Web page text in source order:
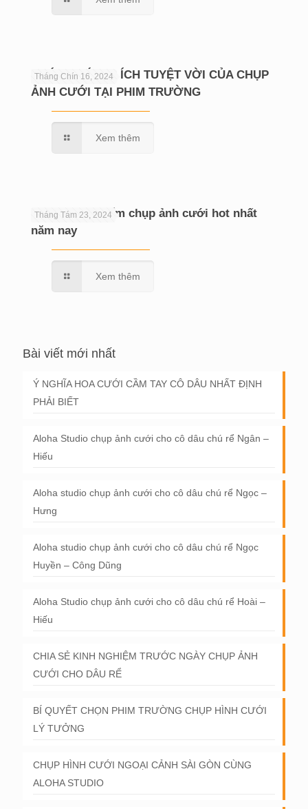
Tháng Chín 16, 2024
KHÁM PHÁ LỢI ÍCH TUYỆT VỜI CỦA CHỤP
ẢNH CƯỚI TẠI PHIM TRƯỜNG
Xem thêm
Tháng Tám 23, 2024
Hé lộ 10 địa điểm chụp ảnh cưới hot nhất
năm nay
Xem thêm
Bài viết mới nhất
Ý NGHĨA HOA CƯỚI CẦM TAY CÔ DÂU NHẤT ĐỊNH
PHẢI BIẾT
Aloha Studio chụp ảnh cưới cho cô dâu chú rể Ngân –
Hiếu
Aloha studio chụp ảnh cưới cho cô dâu chú rể Ngọc –
Hưng
Aloha studio chụp ảnh cưới cho cô dâu chú rể Ngọc
Huyền – Công Dũng
Aloha Studio chụp ảnh cưới cho cô dâu chú rể Hoài –
Hiếu
CHIA SẺ KINH NGHIỆM TRƯỚC NGÀY CHỤP ẢNH
CƯỚI CHO DÂU RỂ
BÍ QUYẾT CHỌN PHIM TRƯỜNG CHỤP HÌNH CƯỚI
LÝ TƯỞNG
CHỤP HÌNH CƯỚI NGOẠI CẢNH SÀI GÒN CÙNG
ALOHA STUDIO